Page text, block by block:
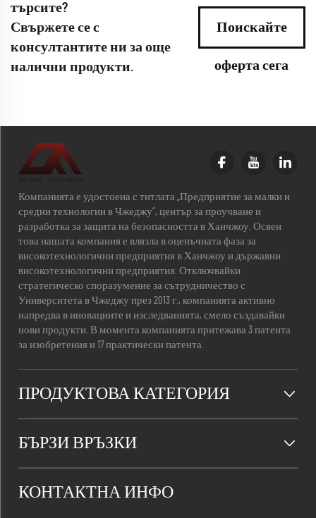
търсите?
Свържете се с
консултантите ни за още
налични продукти.
Поискайте
оферта сега
Компанията е удостоена с титлата „Предприятие за малки и
средни технологии в Чжеджу“, център за проучване и
разработка за защита на безопасността в Ханчжоу. Освен
това нашата компания е влязла в оценъчната фаза за
високотехнологични предприятия в Ханчжоу и държавни
високотехнологични предприятия. Отключвайки
стратегическо споразумение за сътрудничество с
Университета в Чжеджу през 2013 г., компанията активно
напредва в иновациите и изследванията, смело създавайки
нови продукти. В момента компанията притежава 3 патента
за изобретения и 17 практически патента.
ПРОДУКТОВА КАТЕГОРИЯ
БЪРЗИ ВРЪЗКИ
КОНТАКТНА ИНФО